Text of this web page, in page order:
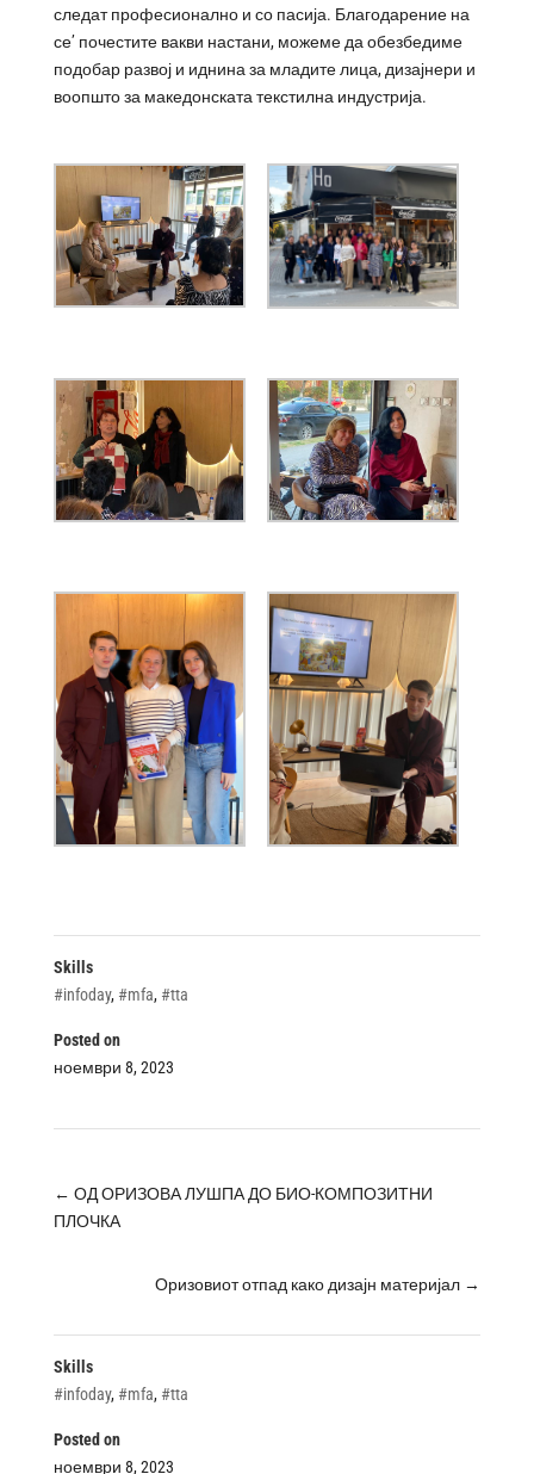
следат професионално и со пасија. Благодарение на
се’ почестите вакви настани, можеме да обезбедиме
подобар развој и иднина за младите лица, дизајнери и
воопшто за македонската текстилна индустрија.
Skills
#infoday, #mfa, #tta
Posted on
ноември 8, 2023
← ОД ОРИЗОВА ЛУШПА ДО БИО-КОМПОЗИТНИ
ПЛОЧКА
Оризовиот отпад како дизајн материјал →
Skills
#infoday, #mfa, #tta
Posted on
ноември 8, 2023